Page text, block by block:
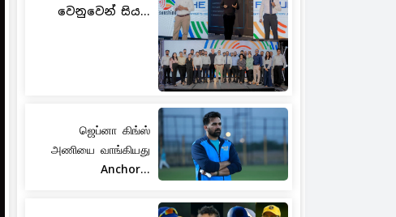
වෙනුවෙන් සිය...
ஜெப்னா கிங்ஸ்
அணியை வாங்கியது
Anchor...